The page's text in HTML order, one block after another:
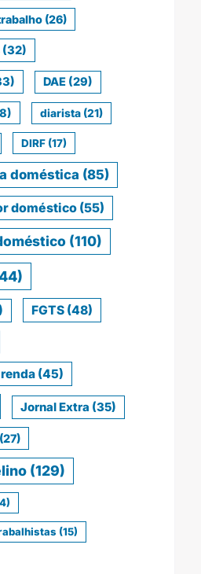
(26)
(32)
DAE(29)
diarista(21)
DIRF(17)
doméstica (85)
doméstico(55)
(110)
FGTS(48)
(45)
Jornal Extra (35)
(129)
(15)